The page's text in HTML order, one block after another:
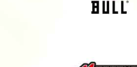
ダマになりにくく、ストレ
#FITideal #プロテイン #